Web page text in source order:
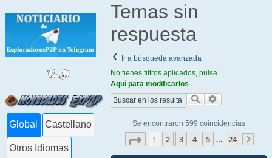
Global Castellano
Otros Idiomas
Temas sin
respuesta
Ir a búsqueda avanzada
No tienes filtros aplicados, pulsa
Aquí para modificarlos
Buscar
Se encontraron 599 coincidencias
Página de 24
1 2 3 4 5 … 24